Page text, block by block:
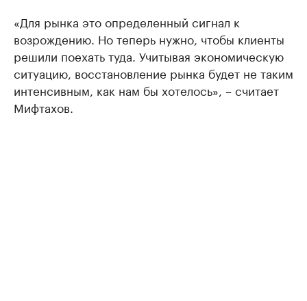
«Для рынка это определенный сигнал к
возрождению. Но теперь нужно, чтобы клиенты
решили поехать туда. Учитывая экономическую
ситуацию, восстановление рынка будет не таким
интенсивным, как нам бы хотелось», – считает
Мифтахов.